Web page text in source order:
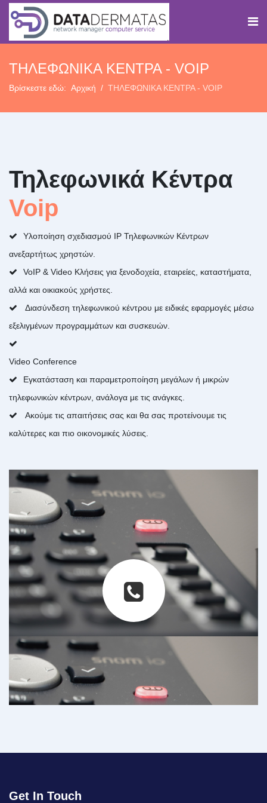
ΤΗΛΕΦΩΝΙΚΑ ΚΕΝΤΡΑ - VOIP
Βρίσκεστε εδώ: Αρχική ΤΗΛΕΦΩΝΙΚΑ ΚΕΝΤΡΑ - VOIP
Τηλεφωνικά Κέντρα
Voip
Υλοποίηση σχεδιασμού IP Τηλεφωνικών Κέντρων
ανεξαρτήτως χρηστών.
VoIP & Video Κλήσεις για ξενοδοχεία, εταιρείες, καταστήματα,
αλλά και οικιακούς χρήστες.
Διασύνδεση τηλεφωνικού κέντρου με ειδικές εφαρμογές μέσω
εξελιγμένων προγραμμάτων και συσκευών.
Video Conference
Εγκατάσταση και παραμετροποίηση μεγάλων ή μικρών
τηλεφωνικών κέντρων, ανάλογα με τις ανάγκες.
Ακούμε τις απαιτήσεις σας και θα σας προτείνουμε τις
καλύτερες και πιο οικονομικές λύσεις.
Get In Touch